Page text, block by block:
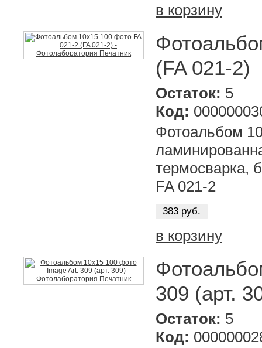
в корзину
(FA 021-2)
Остаток: 5
Код:
Фотоальбом
термосварка,
FA 021-2
383 руб.
в корзину
309 (арт.
Остаток: 5
Код: